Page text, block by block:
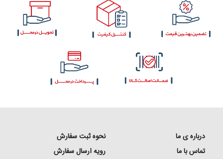
درباره ی ما
تماس با ما
نحوه ثبت سفارش
رویه ارسال سفارش